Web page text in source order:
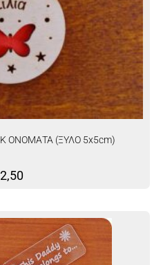
ΟΝΟΜΑΤΑ (ΞΥΛΟ 5x5cm)
2,50